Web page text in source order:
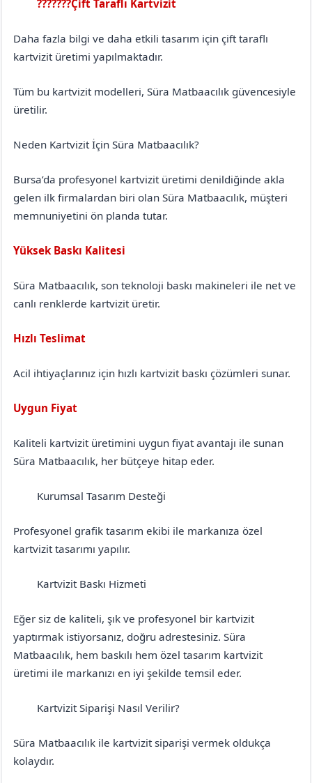
???????Çift Taraflı Kartvizit
Daha fazla bilgi ve daha etkili tasarım için çift taraflı
kartvizit üretimi yapılmaktadır.
Tüm bu kartvizit modelleri, Süra Matbaacılık güvencesiyle
üretilir.
Neden Kartvizit İçin Süra Matbaacılık?
Bursa’da profesyonel kartvizit üretimi denildiğinde akla
gelen ilk firmalardan biri olan Süra Matbaacılık, müşteri
memnuniyetini ön planda tutar.
Yüksek Baskı Kalitesi
Süra Matbaacılık, son teknoloji baskı makineleri ile net ve
canlı renklerde kartvizit üretir.
Hızlı Teslimat
Acil ihtiyaçlarınız için hızlı kartvizit baskı çözümleri sunar.
Uygun Fiyat
Kaliteli kartvizit üretimini uygun fiyat avantajı ile sunan
Süra Matbaacılık, her bütçeye hitap eder.
Kurumsal Tasarım Desteği
Profesyonel grafik tasarım ekibi ile markanıza özel
kartvizit tasarımı yapılır.
Kartvizit Baskı Hizmeti
Eğer siz de kaliteli, şık ve profesyonel bir kartvizit
yaptırmak istiyorsanız, doğru adrestesiniz. Süra
Matbaacılık, hem baskılı hem özel tasarım kartvizit
üretimi ile markanızı en iyi şekilde temsil eder.
Kartvizit Siparişi Nasıl Verilir?
Süra Matbaacılık ile kartvizit siparişi vermek oldukça
kolaydır.